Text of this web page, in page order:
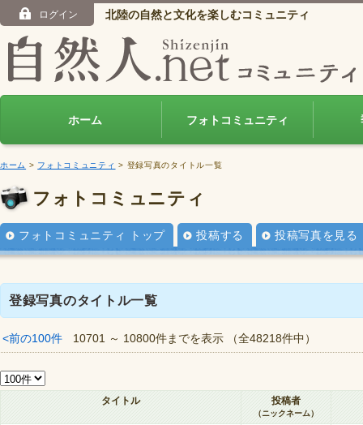
ログイン 北陸の自然と文化を楽しむコミュニティ
ホーム フォトコミュニティ
ホーム > フォトコミュニティ > 登録写真のタイトル一覧
フォトコミュニティ
フォトコミュニティ トップ 投稿する 投稿写真を見る
登録写真のタイトル一覧
<前の100件 10701 ～ 10800件までを表示 （全48218件中）
タイトル 投稿者
（ニックネーム）